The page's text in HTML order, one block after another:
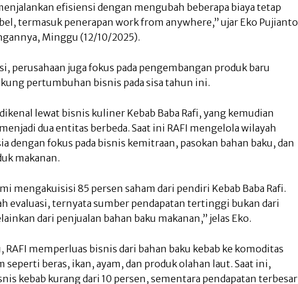
efisiensi dengan mengubah beberapa biaya tetap
termasuk penerapan work from anywhere,” ujar Eko Pujianto
Minggu (12/10/2025).
perusahaan juga fokus pada pengembangan produk baru
pertumbuhan bisnis pada sisa tahun ini.
lewat bisnis kuliner Kebab Baba Rafi, yang kemudian
dua entitas berbeda. Saat ini RAFI mengelola wilayah
dengan fokus pada bisnis kemitraan, pasokan bahan baku, dan
makanan.
mengakuisisi 85 persen saham dari pendiri Kebab Baba Rafi.
evaluasi, ternyata sumber pendapatan tertinggi bukan dari
dari penjualan bahan baku makanan,” jelas Eko.
RAFI memperluas bisnis dari bahan baku kebab ke komoditas
seperti beras, ikan, ayam, dan produk olahan laut. Saat ini,
kebab kurang dari 10 persen, sementara pendapatan terbesar